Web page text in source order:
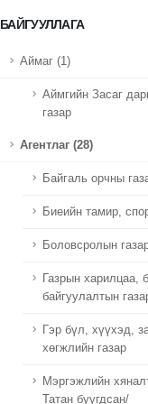
БАЙГУУЛЛАГА
Аймаг (1)
Аймгийн Засаг
газар
Агентлаг (28)
Байгаль орчны
Биеийн тамир,
Боловсролын
Газрын харилцаа,
байгуулалтын
Гэр бүл, хүүхэд,
хөгжлийн газар
Мэргэжлийн
Татан буугдсан/